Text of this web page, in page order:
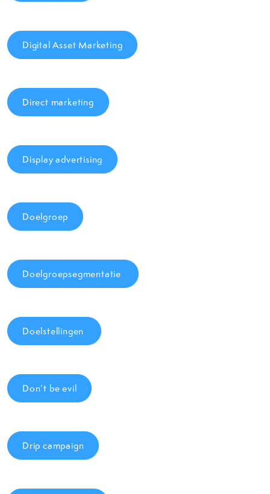
Digital Asset Marketing
Direct marketing
Display advertising
Doelgroep
Doelgroepsegmentatie
Doelstellingen
Don’t be evil
Drip campaign